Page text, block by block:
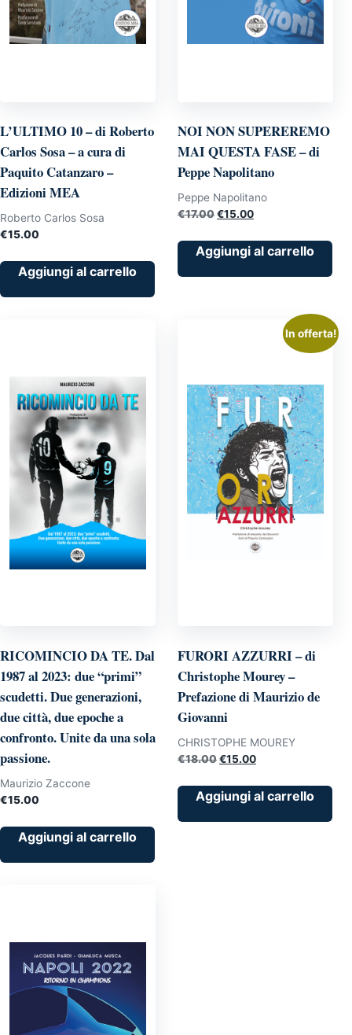
L’ULTIMO 10 – di Roberto
Carlos Sosa – a cura di
Paquito Catanzaro –
Edizioni MEA
Roberto Carlos Sosa
€15.00
Aggiungi al carrello
NOI NON SUPEREREMO
MAI QUESTA FASE – di
Peppe Napolitano
Peppe Napolitano
€17.00Il
originale
era:
€17.00.
€15.00Il
attuale
€15.00.
Aggiungi al carrello
RICOMINCIO DA TE. Dal
1987 al 2023: due “primi”
scudetti. Due generazioni,
due città, due epoche a
confronto. Unite da una sola
passione.
Maurizio Zaccone
€15.00
Aggiungi al carrello
In offerta!
FURORI AZZURRI – di
Christophe Mourey –
Prefazione di Maurizio de
Giovanni
CHRISTOPHE MOUREY
€18.00Il
originale
€18.00.
€15.00Il
attuale
€15.00.
Aggiungi al carrello